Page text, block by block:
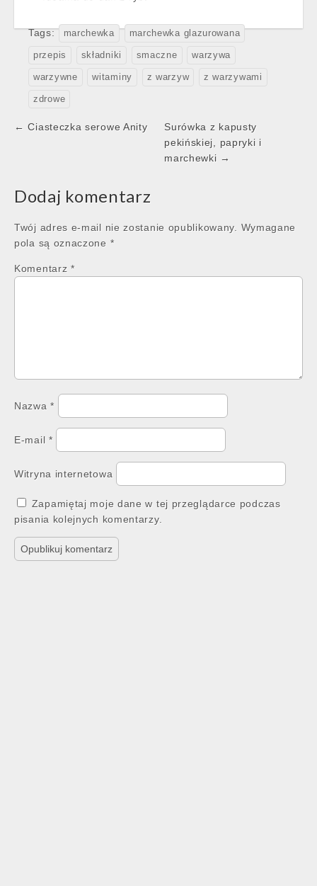
Tags: marchewka marchewka glazurowana
przepis składniki smaczne warzywa
warzywne witaminy z warzyw z warzywami
zdrowe
Post
← Ciasteczka serowe Anity
Surówka z kapusty
pekińskiej, papryki i
marchewki →
Dodaj komentarz
Twój adres e-mail nie zostanie opublikowany.
Wymagane
pola są oznaczone *
Komentarz *
Nazwa*
E-mail *
Witryna internetowa
Zapamiętaj moje dane w tej przeglądarce podczas
pisania kolejnych komentarzy.